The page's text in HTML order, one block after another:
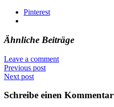
Pinterest
Ähnliche Beiträge
Leave a comment
Previous post
Next post
Schreibe einen Kommentar